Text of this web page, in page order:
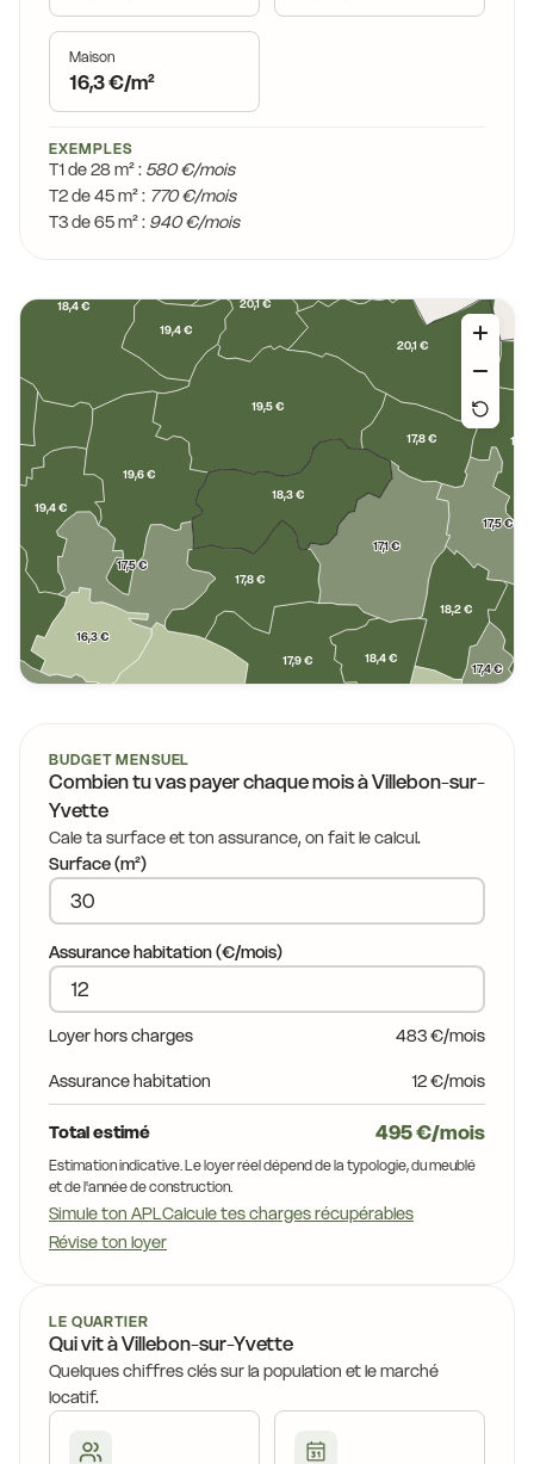
Maison
16,3 €/m²
EXEMPLES
T1 de 28 m² : 580 €/mois
T2 de 45 m² : 770 €/mois
T3 de 65 m² : 940 €/mois
18,2 €
15,9 €
15,9 €
16,3 €
17,2 €
19,4 €
15,3 €
17,8 €
14,2 €
17,6
14,6 €
16,3 €
16,7 €
20,1 €
15,1 €
15,8 €
17,5 €
20,1 €
17,6 €
17,9 €
19,6 €
19,5 €
18,4 €
16,3 €
14,2 €
16,3 €
17,1 €
19,4 €
18,4 €
17,8 €
17,4 €
17,5 €
18,3 €
BUDGET MENSUEL
Combien tu vas payer chaque mois àVillebon-sur-
Yvette
Cale ta surface et ton assurance, on fait le calcul.
Surface (m²)
Assurance habitation (€/mois)
Loyer hors charges 483 €/mois
Assurance habitation 12 €/mois
Total estimé 495 €/mois
Estimation indicative. Le loyer réel dépend de la typologie, du meublé
et de l'année de construction.
Simule ton APLCalcule tes charges récupérables
Révise ton loyer
LE QUARTIER
Qui vit à Villebon-sur-Yvette
Quelques chiffres clés sur la population et le marché
locatif.